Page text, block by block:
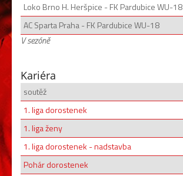
Loko Brno H. Heršpice - FK Pardubice WU-18
AC Sparta Praha - FK Pardubice WU-18
V sezóně
Kariéra
soutěž
1. liga dorostenek
1. liga ženy
1. liga dorostenek - nadstavba
Pohár dorostenek